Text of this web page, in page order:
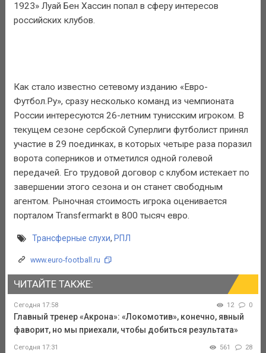
1923» Луай Бен Хассин попал в сферу интересов
российских клубов.
Как стало известно сетевому изданию «Евро-
Футбол.Ру», сразу несколько команд из чемпионата
России интересуются 26-летним тунисским игроком. В
текущем сезоне сербской Суперлиги футболист принял
участие в 29 поединках, в которых четыре раза поразил
ворота соперников и отметился одной голевой
передачей. Его трудовой договор с клубом истекает по
завершении этого сезона и он станет свободным
агентом. Рыночная стоимость игрока оценивается
порталом Transfermarkt в 800 тысяч евро.
Трансферные слухи, РПЛ
www.euro-football.ru
ЧИТАЙТЕ ТАКЖЕ:
Сегодня 17:58 12 0
Главный тренер «Акрона»: «Локомотив», конечно, явный
фаворит, но мы приехали, чтобы добиться результата»
Сегодня 17:31 561 28